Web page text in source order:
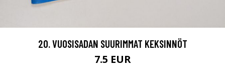
20. VUOSISADAN SUURIMMAT KEKSINNÖT
7.5 EUR